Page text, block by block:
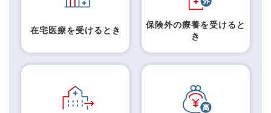
在宅医療を受けるとき
保険外の療養を受けると
き